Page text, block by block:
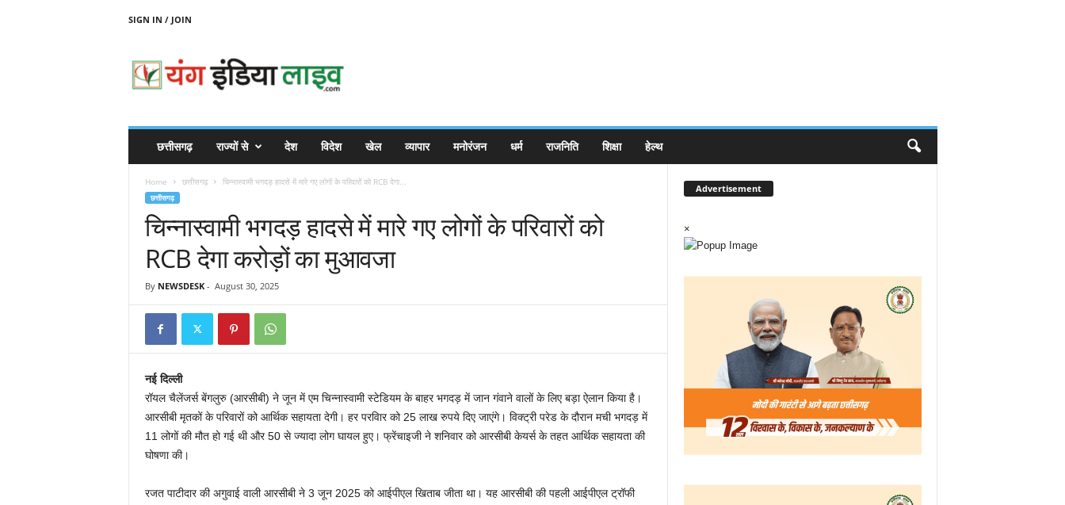
SIGN IN / JOIN
N
छत्तीसगढ़ राज्यों से देश विदेश खेल व्यापार मनोरंजन धर्म राजनिति शिक्षा हेल्थ
Home छत्तीसगढ़ चिन्नास्वामी भगदड़ हादसे में मारे गए लोगों के परिवारों को RCB देगा...
छत्तीसगढ़
चिन्नास्वामी भगदड़ हादसे में मारे गए लोगों के परिवारों को
RCB देगा करोड़ों का मुआवजा
By NEWSDESK- August 30, 2025
नई दिल्ली
रॉयल चैलेंजर्स बेंगलुरु (आरसीबी) ने जून में एम चिन्नास्वामी स्टेडियम के बाहर भगदड़ में जान गंवाने वालों के लिए बड़ा ऐलान किया है।
आरसीबी मृतकों के परिवारों को आर्थिक सहायता देगी। हर परविार को 25 लाख रुपये दिए जाएंगे। विक्ट्री परेड के दौरान मची भगदड़ में
11 लोगों की मौत हो गई थी और 50 से ज्यादा लोग घायल हुए। फ्रेंचाइजी ने शनिवार को आरसीबी केयर्स के तहत आर्थिक सहायता की
घोषणा की।
रजत पाटीदार की अगुवाई वाली आरसीबी ने 3 जून 2025 को आईपीएल खिताब जीता था। यह आरसीबी की पहली आईपीएल ट्रॉफी
Advertisement
×